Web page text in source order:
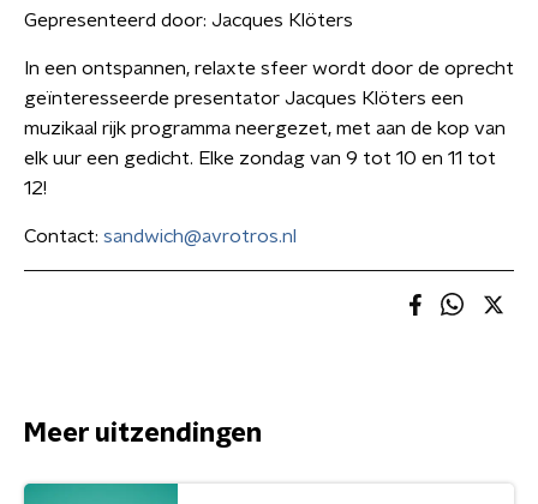
Gepresenteerd door: Jacques Klöters
In een ontspannen, relaxte sfeer wordt door de oprecht
geïnteresseerde presentator Jacques Klöters een
muzikaal rijk programma neergezet, met aan de kop van
elk uur een gedicht. Elke zondag van 9 tot 10 en 11 tot
12!
Contact: sandwich@avrotros.nl
Meer uitzendingen